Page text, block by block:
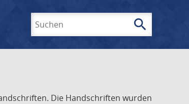
search
Die Handschriften wurden